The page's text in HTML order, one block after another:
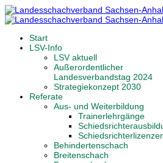
Start
LSV-Info
LSV aktuell
Außerordentlicher
Landesverbandstag 2024
Strategiekonzept 2030
Referate
Aus- und Weiterbildung
Trainerlehrgänge
Behindertenschach
Breitenschach